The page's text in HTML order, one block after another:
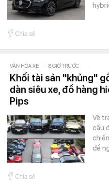
Chia sẻ
VĂN HÓA XE - 8 GIỜ TRƯỚC
Khối tài sản "khủng"
dàn siêu xe, đồ hàng
Pips
Về
cầu
đề
Chia sẻ